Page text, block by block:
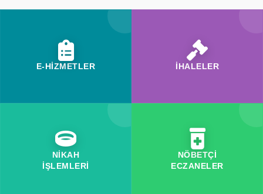
E-HİZMETLER İHALELER
NİKAH
İŞLEMLERİ
NÖBETÇİ
ECZANELER